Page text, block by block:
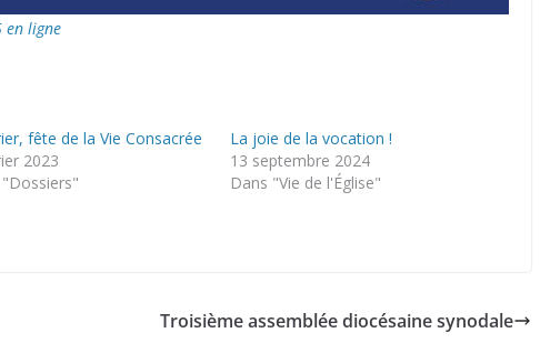
en ligne
fête de la Vie Consacrée
2023
La joie de la vocation !
13 septembre 2024
Dans "Vie de l'Église"
Troisième assemblée diocésaine synodale